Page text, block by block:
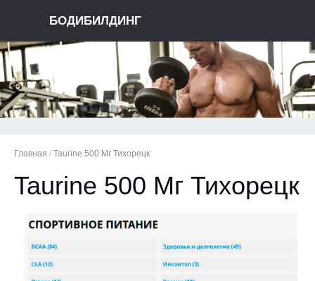
БОДИБИЛДИНГ
Главная / Taurine 500 Мг Тихорецк
Taurine 500 Мг Тихорецк